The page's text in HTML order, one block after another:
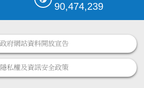
90,474,239
政府網站資料開放宣告
隱私權及資訊安全政策